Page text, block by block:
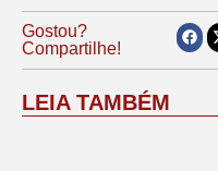
Gostou?
Compartilhe!
LEIA TAMBÉM